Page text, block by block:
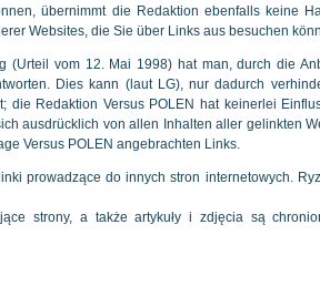
übernimmt die Redaktion ebenfalls keine
Websites, die Sie über Links aus besuchen
(Urteil vom 12. Mai 1998) hat man, durch die
Dies kann (laut LG), nur dadurch
die Redaktion Versus POLEN hat keinerlei
ausdrücklich von allen Inhalten aller gelinkten
Versus POLEN angebrachten Links.
prowadzące do innych stron internetowych.
strony, a także artykuły i zdjęcia są